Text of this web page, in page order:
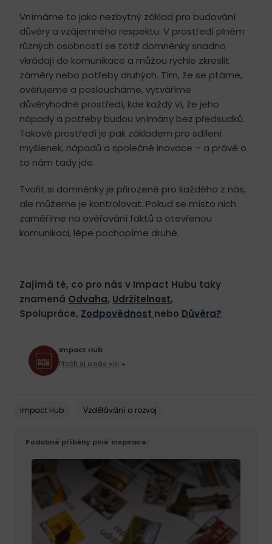
Vnímáme to jako nezbytný základ pro budování
důvěry a vzájemného respektu. V prostředí plném
různých osobností se totiž domněnky snadno
vkrádají do komunikace a můžou rychle zkreslit
záměry nebo potřeby druhých. Tím, že se ptáme,
ověřujeme a posloucháme, vytváříme
důvěryhodné prostředí, kde každý ví, že jeho
nápady a potřeby budou vnímány bez předsudků.
Takové prostředí je pak základem pro sdílení
myšlenek, nápadů a společné inovace – a právě o
to nám tady jde.
Tvořit si domněnky je přirozené pro každého z nás,
ale můžeme je kontrolovat. Pokud se místo nich
zaměříme na ověřování faktů a otevřenou
komunikaci, lépe pochopíme druhé.
Zajímá tě, co pro nás v Impact Hubu taky
znamená Odvaha, Udržitelnost,
Spolupráce, Zodpovědnost nebo Důvěra?
Impact Hub
Přečti si o nás víc
Impact Hub Vzdělávání a rozvoj
Podobné příběhy plné inspirace: